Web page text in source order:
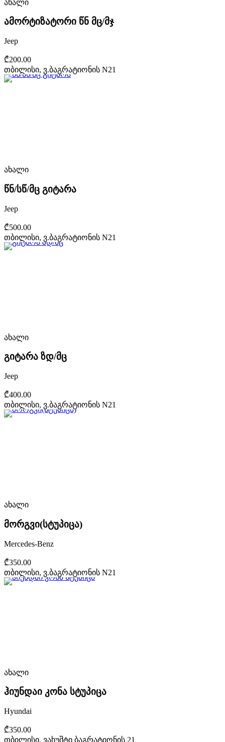
ახალი
ამორტიზატორი წნ მც/მჯ
Jeep
₾200.00
თბილისი, ვ.ბაგრატიონის N21
ახალი
წნ/სწ/მც გიტარა
Jeep
₾500.00
თბილისი, ვ.ბაგრატიონის N21
ახალი
გიტარა ზდ/მც
Jeep
₾400.00
თბილისი, ვ.ბაგრატიონის N21
ახალი
მორგვი(სტუპიცა)
Mercedes-Benz
₾350.00
თბილისი, ვ.ბაგრატიონის N21
ახალი
ჰიუნდაი კონა სტუპიცა
Hyundai
₾350.00
თბილისი, ვახუშტი ბაგრატიონის 21